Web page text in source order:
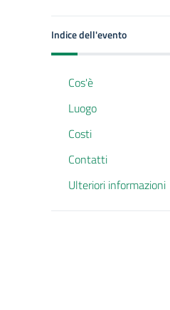
Indice dell'evento
Cos'è
Luogo
Costi
Contatti
Ulteriori informazioni